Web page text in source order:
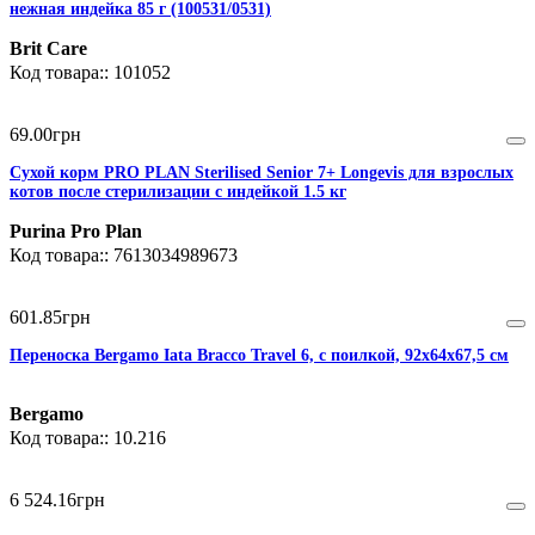
нежная индейка 85 г (100531/0531)
Brit Care
101052
69.00грн
Сухой корм PRO PLAN Sterilised Senior 7+ Longevis для взрослых
котов после стерилизации с индейкой 1.5 кг
Purina Pro Plan
7613034989673
601 .85грн
Переноска Bergamo Iata Bracco Travel 6, с поилкой, 92х64х67,5 см
Bergamo
10.216
6 524.16грн